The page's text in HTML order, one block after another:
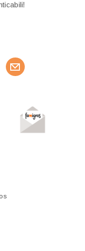
ora